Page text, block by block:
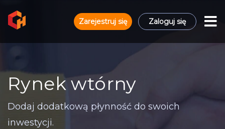
Zarejestruj się Zaloguj się
Rynek wtórny
Dodaj dodatkową płynność do swoich
inwestycji.